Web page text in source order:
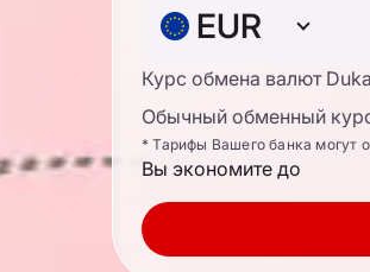
EUR
Курс обмена валют
Обычный обменный
* Тарифы Вашего банка могут
Вы экономите до